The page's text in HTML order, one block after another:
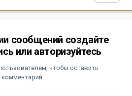
сообщений создайте
или авторизуйтесь
чтобы оставить
комментарий